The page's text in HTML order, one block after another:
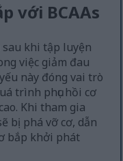
với BCAAs
sau khi tập luyện
việc giảm đau
này đóng vai trò
trình phục hồi cơ
Khi tham gia
bị phá vỡ cơ, dẫn
bắp khởi phát